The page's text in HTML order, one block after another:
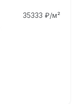
35333 ₽/м²